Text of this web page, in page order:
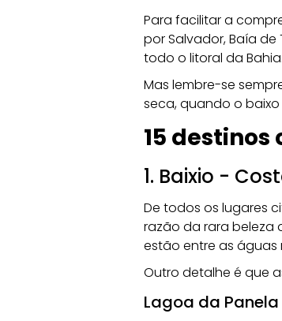
Para facilitar a
por Salvador, Baía
todo o litoral da Bahia.
Mas lembre-se
seca, quando o
15
1. Baixio -
De todos os lugares
razão da rara beleza
estão entre as águas
Outro detalhe é que
Lagoa da Panela